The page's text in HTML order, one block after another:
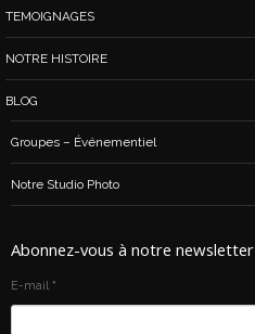
TEMOIGNAGES
NOTRE HISTOIRE
BLOG
Groupes – Événementiel
Notre Studio Photo
Abonnez-vous à notre newsletter
E-mail *